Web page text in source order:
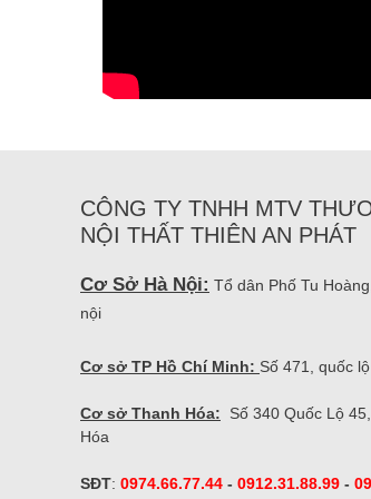
CÔNG TY TNHH MTV
NỘI THẤT THIÊN AN PHÁT
Cơ Sở Hà Nội: Tổ dân Phố Tu
nội
Cơ sở TP Hồ Chí Minh: Số 471, quốc
Cơ sở Thanh Hóa: Số 340 Quốc Lộ
Hóa
SĐT: 0974.66.77.44 - 0912.31.88.99 -